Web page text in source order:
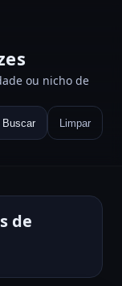
ou nicho de
Buscar Limpar
de